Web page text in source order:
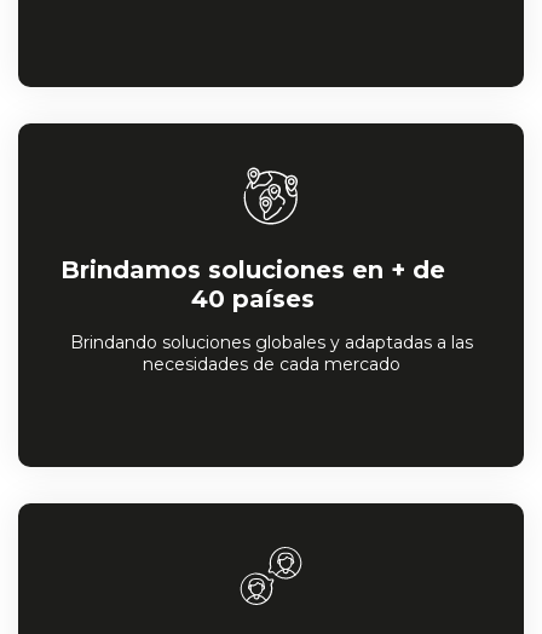
Brindamos soluciones en + de
40 países
Brindando soluciones globales y adaptadas a las
necesidades de cada mercado